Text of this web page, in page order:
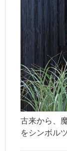
古来から、
をシンボル